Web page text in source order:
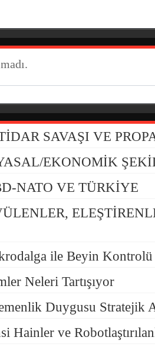
SAVAŞI VE
EKONOMİK
NATO VE TÜRKİYE
ile Beyin Kontrolü
Neleri Tartışıyor
Duygusu Stratejik
Hainler ve